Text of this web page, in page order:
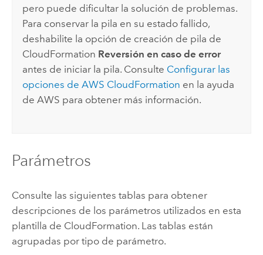
pero puede dificultar la solución de problemas.
Para conservar la pila en su estado fallido,
deshabilite la opción de creación de pila de
CloudFormation Reversión en caso de error
antes de iniciar la pila. Consulte Configurar las
opciones deAWS CloudFormation en la ayuda
deAWS para obtener más información.
Parámetros
Consulte las siguientes tablas para obtener
descripciones de los parámetros utilizados en esta
plantilla de CloudFormation. Las tablas están
agrupadas por tipo de parámetro.